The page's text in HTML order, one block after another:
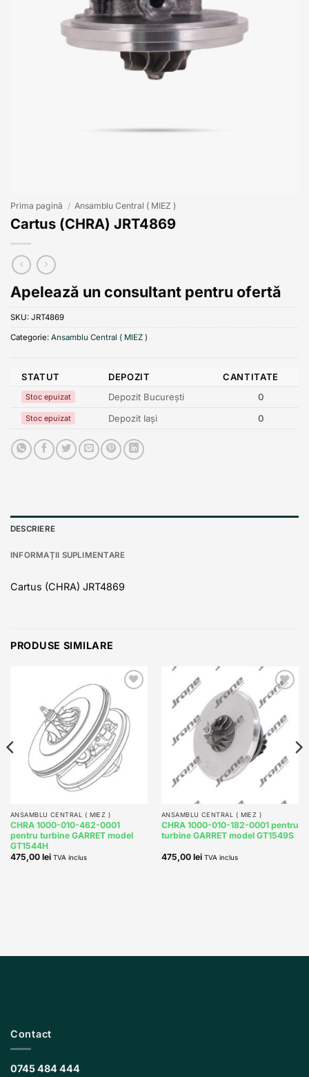
Prima pagină / Ansamblu Central ( MIEZ )
Cartus (CHRA) JRT4869
Apelează un consultant pentru ofertă
SKU: JRT4869
Categorie: Ansamblu Central ( MIEZ )
STATUT DEPOZIT CANTITATE
Stoc epuizat Depozit București 0
Stoc epuizat Depozit Iași 0
DESCRIERE
INFORMAȚII SUPLIMENTARE
Cartus (CHRA) JRT4869
PRODUSE SIMILARE
wishlist
ANSAMBLU CENTRAL ( MIEZ )
CHRA 1000-010-462-0001
pentru turbine GARRET model
GT1544H
475,00 lei TVA inclus
Add to
ANSAMBLU CENTRAL ( MIEZ )
CHRA 1000-010-182-0001 pentru
turbine GARRET model GT1549S
475,00 lei TVA inclus
Contact
0745 484 444